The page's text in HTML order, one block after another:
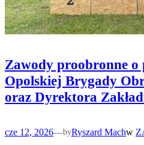
Zawody proobronne o
Opolskiej Brygady
oraz Dyrektora
cze 12, 2026—byRyszard Machw